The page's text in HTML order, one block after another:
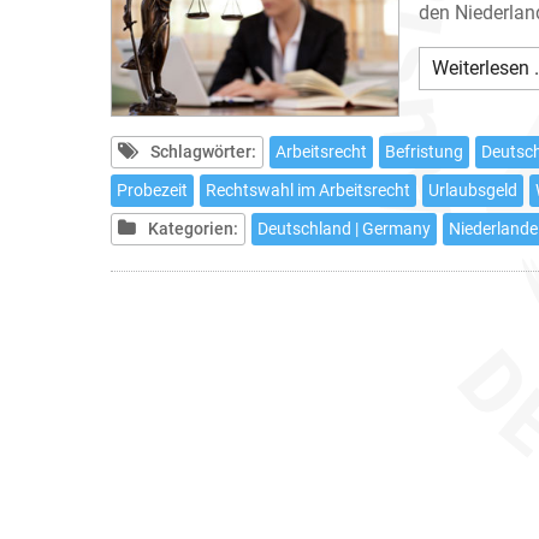
den
Weiterlesen
Schlagwörter: Arbeitsrecht Befristung
Probezeit
Rechtswahl im Arbeitsrecht Urlaubsgeld
Kategorien:
Deutschland | Germany